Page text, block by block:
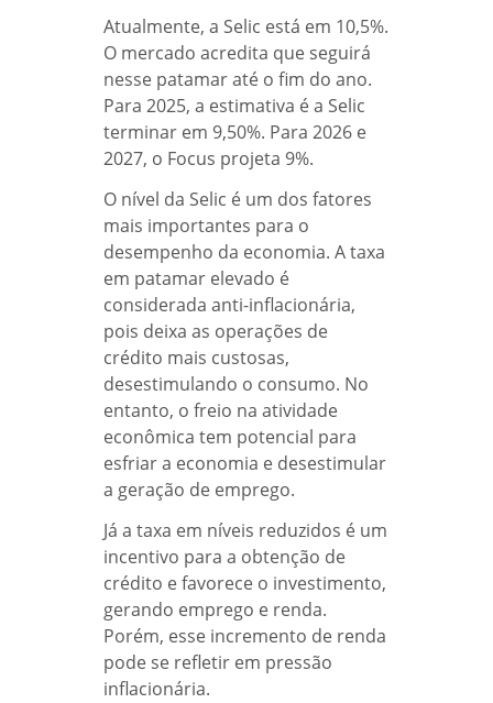
Atualmente, a Selic está em 10,5%.
O mercado acredita que seguirá
nesse patamar até o fim do ano.
Para 2025, a estimativa é a Selic
terminar em 9,50%. Para 2026 e
2027, o Focus projeta 9%.
O nível da Selic é um dos fatores
mais importantes para o
desempenho da economia. A taxa
em patamar elevado é
considerada anti-inflacionária,
pois deixa as operações de
crédito mais custosas,
desestimulando o consumo. No
entanto, o freio na atividade
econômica tem potencial para
esfriar a economia e desestimular
a geração de emprego.
Já a taxa em níveis reduzidos é um
incentivo para a obtenção de
crédito e favorece o investimento,
gerando emprego e renda.
Porém, esse incremento de renda
pode se refletir em pressão
inflacionária.